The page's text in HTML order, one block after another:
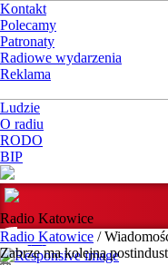
Kontakt
Polecamy
Patronaty
Radiowe wydarzenia
Reklama
Ludzie
O radiu
RODO
BIP
Radio Katowice
Radio Katowice /
Zabrze ma kolejną